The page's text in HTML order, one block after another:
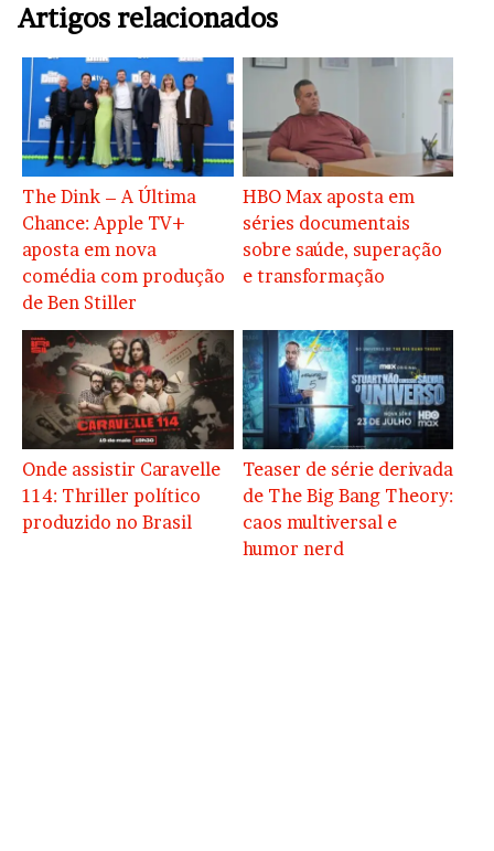
Artigos relacionados
The Dink – A Última
Chance: Apple TV+
aposta em nova
comédia com produção
de Ben Stiller
HBO Max aposta em
séries documentais
sobre saúde, superação
e transformação
Onde assistir Caravelle
114: Thriller político
produzido no Brasil
Teaser de série derivada
de The Big Bang Theory:
caos multiversal e
humor nerd